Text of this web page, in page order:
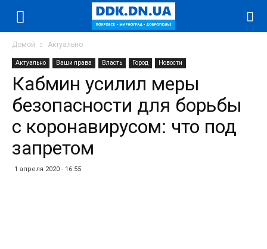
Домой Актуально
Актуально Ваши права Власть Город Новости
Кабмин усилил меры
безопасности для борьбы
с коронавирусом: что под
запретом
1 апреля 2020 - 16:55